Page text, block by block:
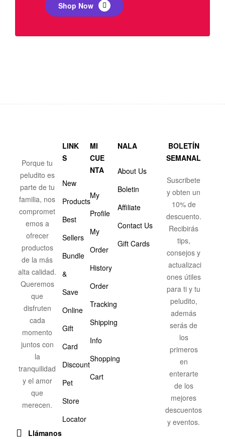
Shop Now
Porque tu
peludito es
parte de tu
familia, nos
compromet
emos a
ofrecer
productos
de la más
alta calidad.
Queremos
que
disfruten
cada
momento
juntos con
la
tranquilidad
y el amor
que
merecen.
Llámanos
LINK
S
New
Products
Best
Sellers
Bundle
&
Save
Online
Gift
Card
Discount
Pet
Store
Locator
MI
CUE
NTA
My
Profile
My
Order
History
Order
Tracking
Shipping
Info
Shopping
Cart
NALA
About Us
Boletin
Affiliate
Contact Us
Gift Cards
BOLETÍN
SEMANAL
Suscribete
y obten un
10% de
descuento.
Recibirás
tips,
consejos y
actualizaci
ones útiles
para ti y tu
peludito,
además
serás de
los
primeros
en
enterarte
de los
mejores
descuentos
y eventos.